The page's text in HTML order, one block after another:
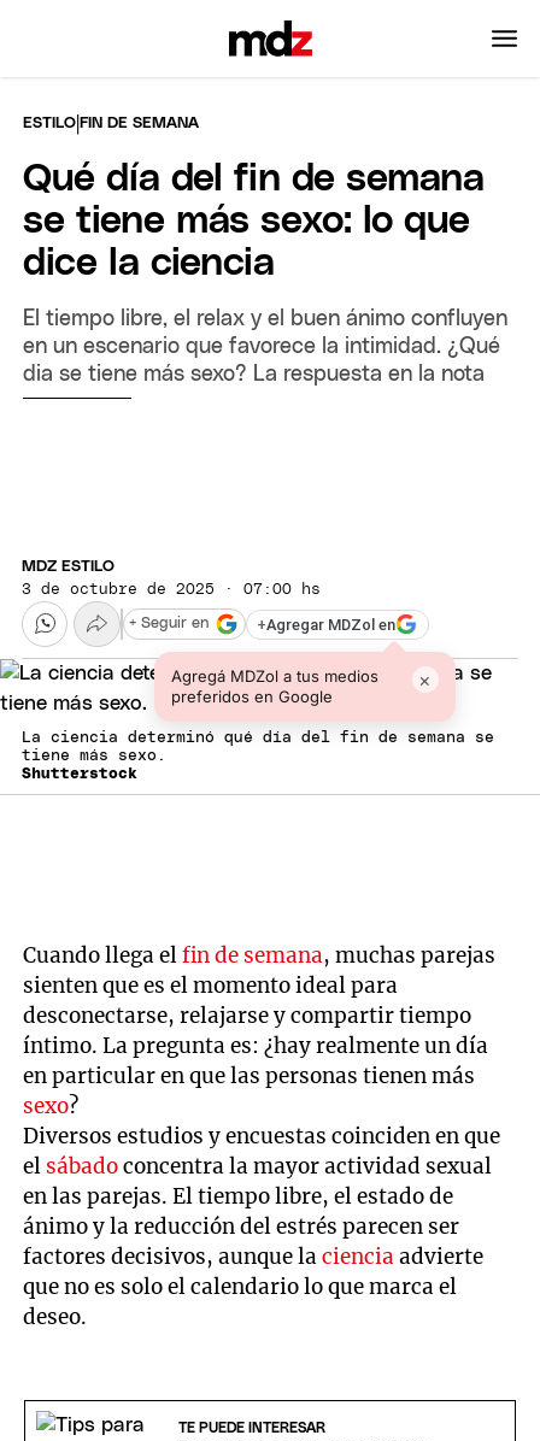
ESTILO |FIN DE SEMANA
Qué día del fin de semana
se tiene más sexo: lo que
dice la ciencia
El tiempo libre, el relax y el buen ánimo confluyen
en un escenario que favorece la intimidad. ¿Qué
dia se tiene más sexo? La respuesta en la nota
MDZ ESTILO
3 de octubre de 2025 · 07:00 hs
+Agregar MDZol en
Agregá MDZol a tus medios
preferidos en Google
×
+ Seguir en
La ciencia determinó qué día del fin de semana se
tiene más sexo.
Shutterstock
Cuando llega elfin de semana, muchas parejas
sienten que es el momento ideal para
desconectarse, relajarse y compartir tiempo
íntimo. La pregunta es: ¿hay realmente un día
en particular en que las personas tienen más
sexo?
Diversos estudios y encuestas coinciden en que
el sábadoconcentra la mayor actividad sexual
en las parejas. El tiempo libre, el estado de
ánimo y la reducción del estrés parecen ser
factores decisivos, aunque laciencia advierte
que no es solo el calendario lo que marca el
deseo.
TE PUEDE INTERESAR